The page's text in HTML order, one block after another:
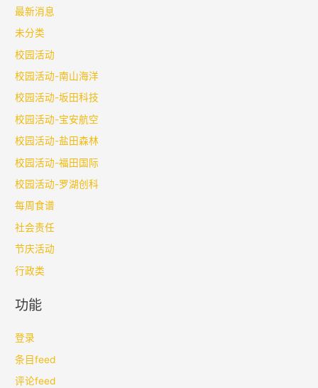
最新消息
未分类
校园活动
校园活动-南山海洋
校园活动-坂田科技
校园活动-宝安航空
校园活动-盐田森林
校园活动-福田国际
校园活动-罗湖创科
每周食谱
社会责任
节庆活动
行政类
功能
登录
条目feed
评论feed